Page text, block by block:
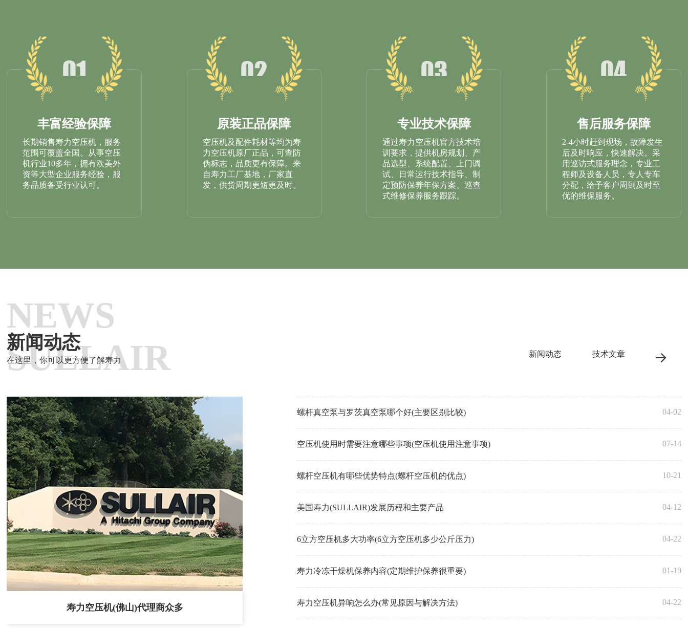
丰富经验保障
长期销售寿力空压机，服务
范围可覆盖全国。从事空压
机行业10多年，拥有欧美外
资等大型企业服务经验，服
务品质备受行业认可。
原装正品保障
空压机及配件耗材等均为寿
力空压机原厂正品，可查防
伪标志，品质更有保障。来
自寿力工厂基地，厂家直
发，供货周期更短更及时。
专业技术保障
通过寿力空压机官方技术培
训要求，提供机房规划、产
品选型、系统配置、上门调
试、日常运行技术指导、制
定预防保养年保方案、巡查
式维修保养服务跟踪。
售后服务保障
2-4小时赶到现场，故障发生
后及时响应，快速解决。采
用巡访式服务理念，专业工
程师及设备人员，专人专车
分配，给予客户周到及时至
优的维保服务。
NEWS
SULLAIR
新闻动态
在这里，你可以更方便了解寿力
新闻动态 技术文章
寿力空压机(佛山)代理商众多
螺杆真空泵与罗茨真空泵哪个好(主要区别比较) 04-02
空压机使用时需要注意哪些事项(空压机使用注意事项) 07-14
螺杆空压机有哪些优势特点(螺杆空压机的优点) 10-21
美国寿力(SULLAIR)发展历程和主要产品 04-12
6立方空压机多大功率(6立方空压机多少公斤压力) 04-22
寿力冷冻干燥机保养内容(定期维护保养很重要) 01-19
寿力空压机异响怎么办(常见原因与解决方法) 04-22